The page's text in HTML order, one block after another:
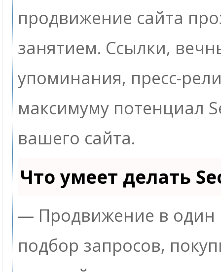
продвижение сайта
занятием. Ссылки,
упоминания, пресс-
максимуму потенциал
вашего сайта.
Что умеет делать
— Продвижение в один
подбор запросов,